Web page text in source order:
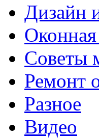
Дизайн
Советы
Ремонт
Разное
Видео